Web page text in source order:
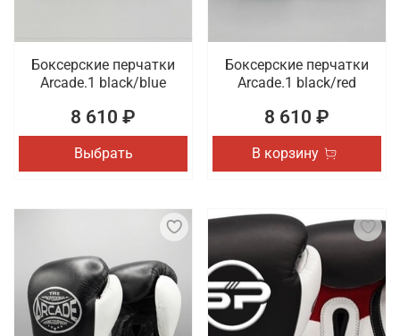
Боксерские перчатки
Arcade.1 black/blue
8 610 ₽
Выбрать
Боксерские перчатки
Arcade.1 black/red
8 610 ₽
В корзину